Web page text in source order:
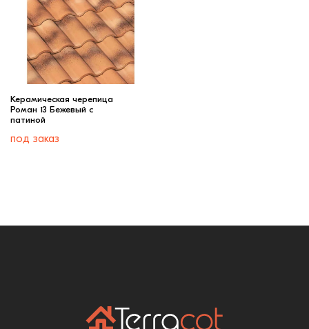
Керамическая черепица
Роман 13 Бежевый c
патиной
под заказ